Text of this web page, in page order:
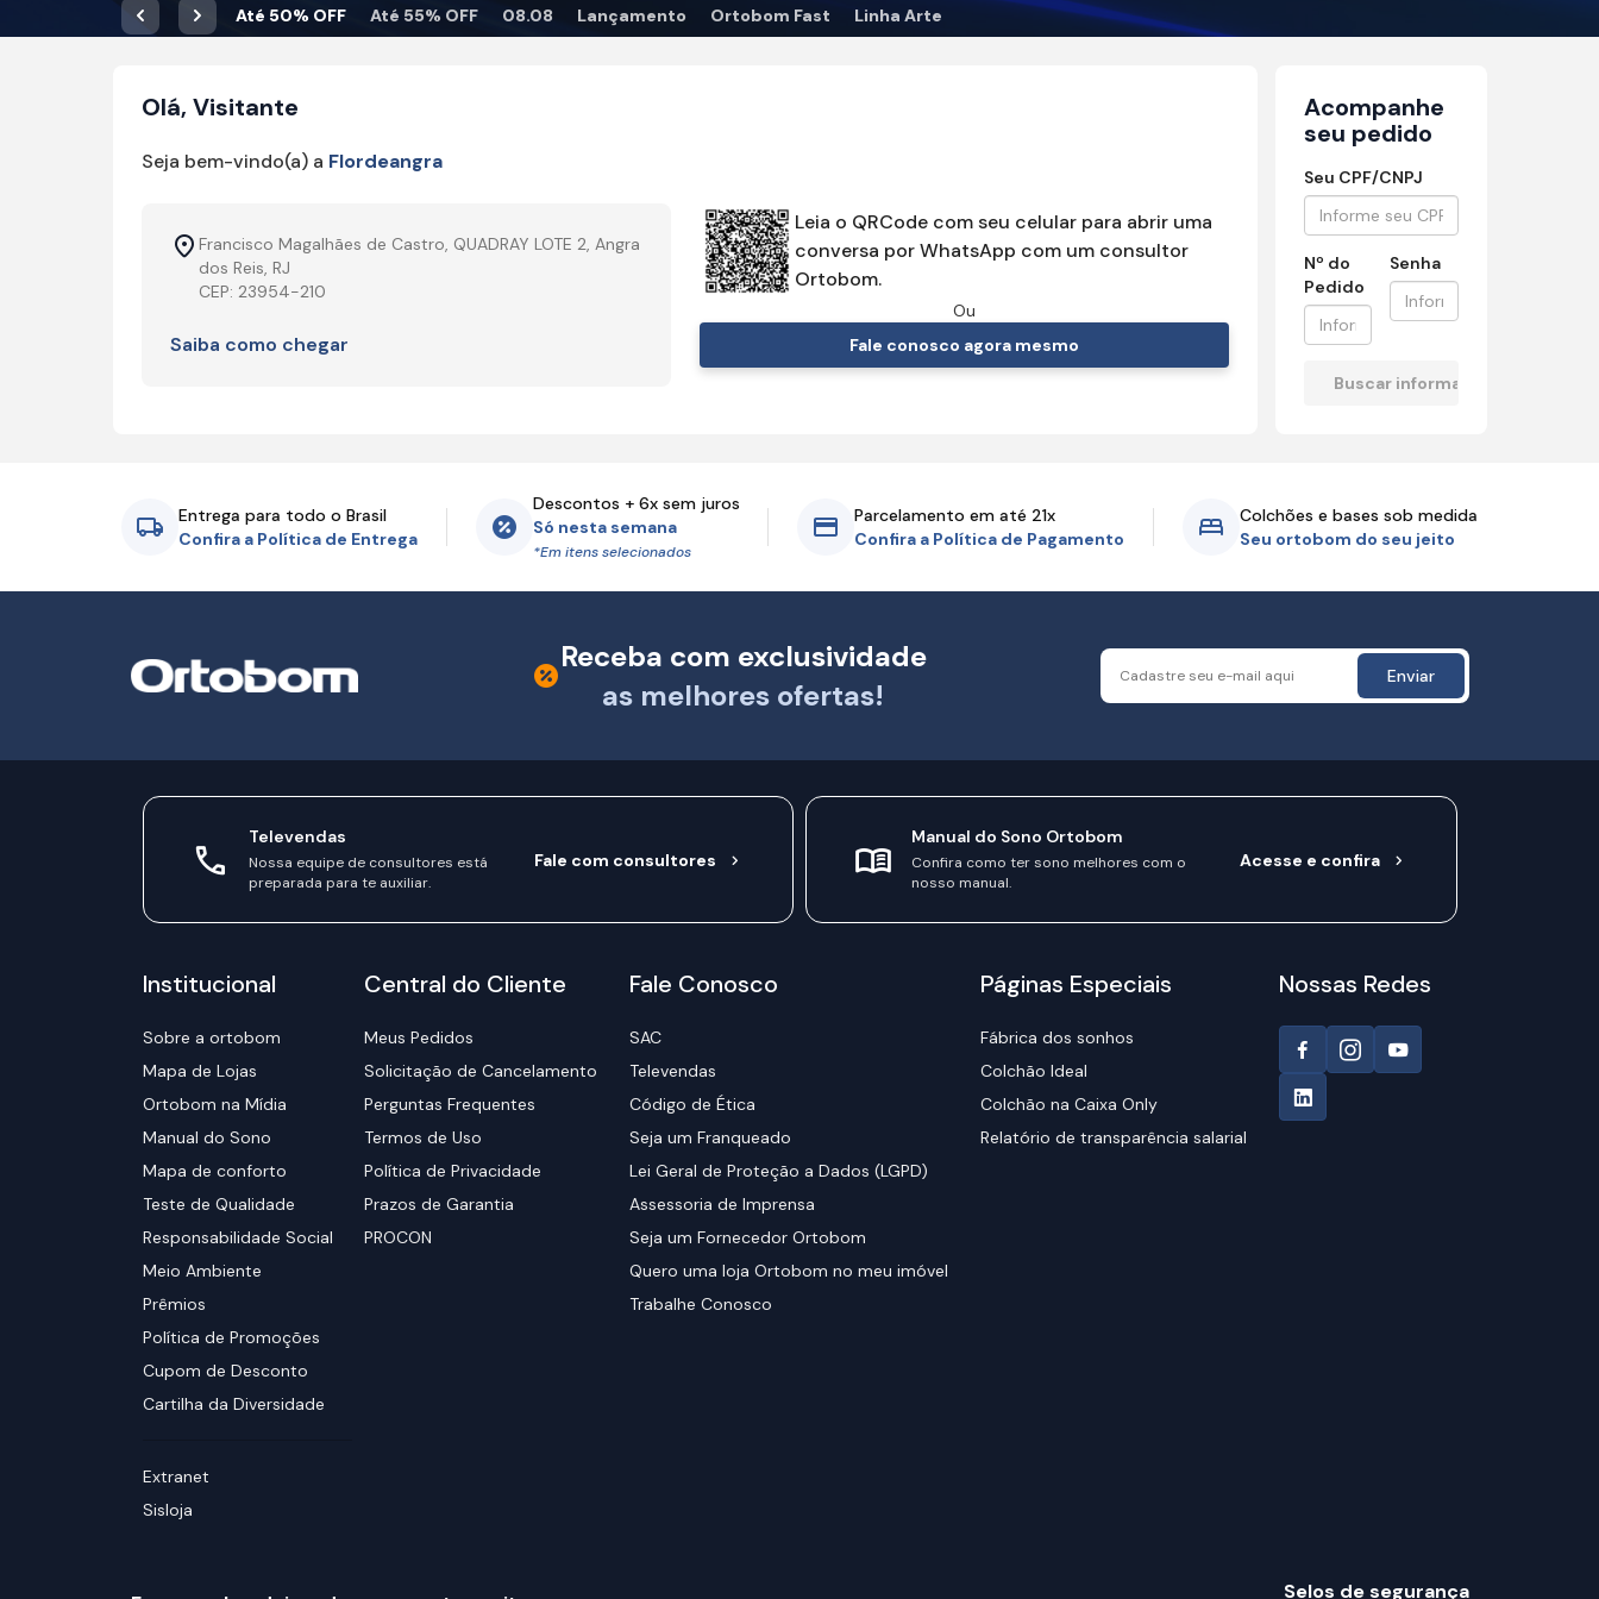
AnteriorPróximoAté 50% OFF Até 55% OFF 08.08 Lançamento Ortobom Fast Linha Arte
Olá, Visitante
Seja bem-vindo(a) a Flordeangra
Francisco Magalhães de Castro, QUADRAY LOTE 2, Angra
dos Reis, RJ
CEP: 23954-210
Saiba como chegar
Leia o QRCode com seu celular para abrir uma
conversa por WhatsApp com um consultor
Ortobom.
Ou
Fale conosco agora mesmo
Acompanhe
seu pedido
Seu CPF/CNPJ
Nº do
Pedido
Senha
Entrega para todo o Brasil
Confira a Política de Entrega
Descontos + 6x sem juros
Só nesta semana
*Em itens selecionados
Parcelamento em até 21x
Confira a Política de Pagamento
Colchões e bases sob medida
Seu ortobom do seu jeito
Receba com exclusividade
as melhores ofertas!
Enviar
Televendas
Nossa equipe de consultores está
preparada para te auxiliar.
Fale com consultores
Manual do Sono Ortobom
Confira como ter sono melhores com o
nosso manual.
Acesse e confira
Institucional
Sobre a ortobom
Mapa de Lojas
Ortobom na Mídia
Manual do Sono
Mapa de conforto
Teste de Qualidade
Responsabilidade Social
Meio Ambiente
Prêmios
Política de Promoções
Cupom de Desconto
Cartilha da Diversidade
Extranet
Sisloja
Central do Cliente
Meus Pedidos
Solicitação de Cancelamento
Perguntas Frequentes
Termos de Uso
Política de Privacidade
Prazos de Garantia
PROCON
Fale Conosco
SAC
Televendas
Código de Ética
Seja um Franqueado
Lei Geral de Proteção a Dados (LGPD)
Assessoria de Imprensa
Seja um Fornecedor Ortobom
Quero uma loja Ortobom no meu imóvel
Trabalhe Conosco
Páginas Especiais
Fábrica dos sonhos
Colchão Ideal
Colchão na Caixa Only
Relatório de transparência salarial
Nossas Redes
Selos de segurança